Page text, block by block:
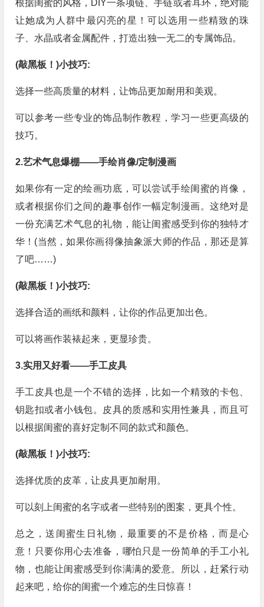
根据闺蜜的风格，DIY一条项链、手链或者耳环，绝对能
让她成为人群中最闪亮的星！可以选用一些精致的珠
子、水晶或者金属配件，打造出独一无二的专属饰品。
(敲黑板！)小技巧:
选择一些高质量的材料，让饰品更加耐用和美观。
可以参考一些专业的饰品制作教程，学习一些更高级的
技巧。
2.艺术气息爆棚——手绘肖像/定制漫画
如果你有一定的绘画功底，可以尝试手绘闺蜜的肖像，
或者根据你们之间的趣事创作一幅定制漫画。这绝对是
一份充满艺术气息的礼物，能让闺蜜感受到你的独特才
华！(当然，如果你画得像抽象派大师的作品，那还是算
了吧……)
(敲黑板！)小技巧:
选择合适的画纸和颜料，让你的作品更加出色。
可以将画作装裱起来，更显珍贵。
3.实用又好看——手工皮具
手工皮具也是一个不错的选择，比如一个精致的卡包、
钥匙扣或者小钱包。皮具的质感和实用性兼具，而且可
以根据闺蜜的喜好定制不同的款式和颜色。
(敲黑板！)小技巧:
选择优质的皮革，让皮具更加耐用。
可以刻上闺蜜的名字或者一些特别的图案，更具个性。
总之，送闺蜜生日礼物，最重要的不是价格，而是心
意！只要你用心去准备，哪怕只是一份简单的手工小礼
物，也能让闺蜜感受到你满满的爱意。所以，赶紧行动
起来吧，给你的闺蜜一个难忘的生日惊喜！